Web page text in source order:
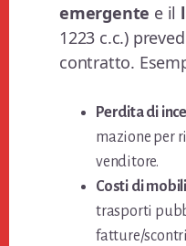
emergente e il
1223 c.c.)
contratto.
Perdita di
mazione per
venditore.
Costi di
trasporti
fatture/